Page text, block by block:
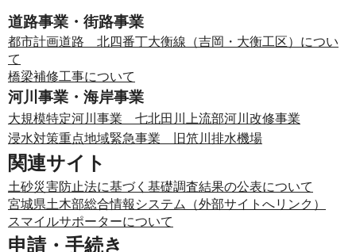
道路事業・街路事業
都市計画道路 北四番丁大衡線（吉岡・大衡工区）につい
て
橋梁補修工事について
河川事業・海岸事業
大規模特定河川事業 七北田川上流部河川改修事業
浸水対策重点地域緊急事業 旧笊川排水機場
関連サイト
土砂災害防止法に基づく基礎調査結果の公表について
宮城県土木部総合情報システム（外部サイトへリンク）
スマイルサポーターについて
申請・手続き